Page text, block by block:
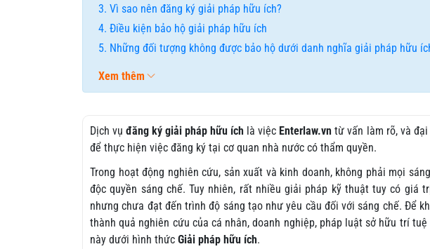
Vì sao nên đăng ký giải pháp hữu ích?
Điều kiện bảo hộ giải pháp hữu ích
Những đối tượng không được bảo hộ dưới danh nghĩa giải pháp hữu
Xem thêm
Dịch vụđăng ký giải pháp hữu ích là việc Enterlaw.vntừ vấn làm rõ, và
để thực hiện việc đăng ký tại cơ quan nhà nước có thẩm quyền.
Trong hoạt động nghiên cứu, sản xuất và kinh doanh, không phải mọi
độc quyền sáng chế. Tuy nhiên, rất nhiều giải pháp kỹ thuật tuy có giá
nhưng chưa đạt đến trình độ sáng tạo như yêu cầu đối với sáng chế. Để
thành quả nghiên cứu của cá nhân, doanh nghiệp, pháp luật sở hữu trí
này dưới hình thức Giải pháp hữu ích.